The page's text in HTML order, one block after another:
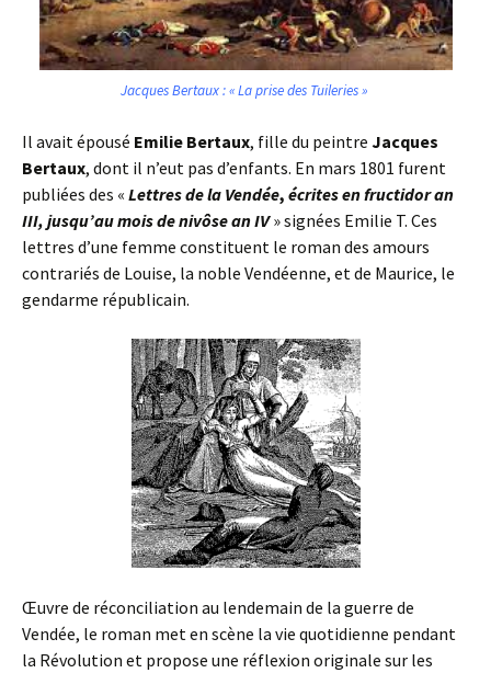
Jacques Bertaux : « La prise des Tuileries »
Il avait épousé Emilie Bertaux, fille du peintre Jacques
Bertaux, dont il n’eut pas d’enfants. En mars 1801 furent
publiées des « Lettres de la Vendée, écrites en fructidor an
III, jusqu’aumois de nivôse an IV » signées Emilie T. Ces
lettres d’une femme constituent le roman des amours
contrariés de Louise, la noble Vendéenne, et de Maurice, le
gendarme républicain.
Œuvre de réconciliation au lendemain de la guerre de
Vendée, le roman met en scène la vie quotidienne pendant
la Révolution et propose une réflexion originale sur les